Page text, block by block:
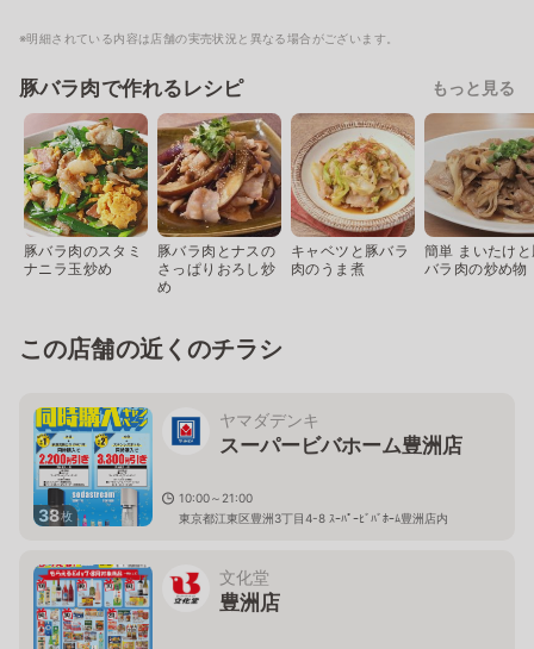
※明細されている内容は店舗の実売状況と異なる場合がございます。
豚バラ肉で作れるレシピ もっと見る
豚バラ肉のスタミ
ナニラ玉炒め
豚バラ肉とナスの
さっぱりおろし炒
め
キャベツと豚バラ
肉のうま煮
簡単 まいたけ
バラ肉の炒め物
この店舗の近くのチラシ
38枚
ヤマダデンキ
スーパービバホーム豊洲店
10:00～21:00
東京都江東区豊洲3丁目4-8 ｽｰﾊﾟｰﾋﾞﾊﾞﾎｰﾑ豊洲店内
文化堂
豊洲店